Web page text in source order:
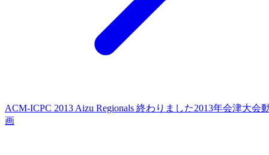
ACM-ICPC 2013 Aizu Regionals 終わりました2013年会津大会
画